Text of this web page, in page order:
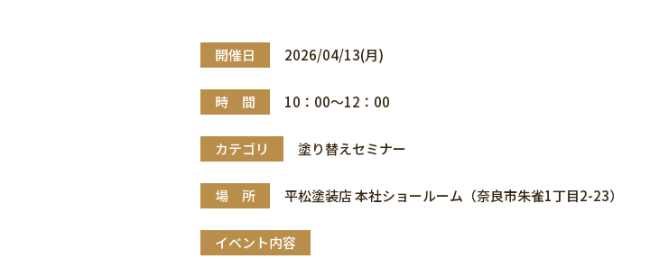
開催日 2026/04/13(月)
時 間 10：00～12：00
カテゴリ 塗り替えセミナー
場 所 平松塗装店 本社ショールーム（奈良市朱雀1丁目2-23）
イベント内容